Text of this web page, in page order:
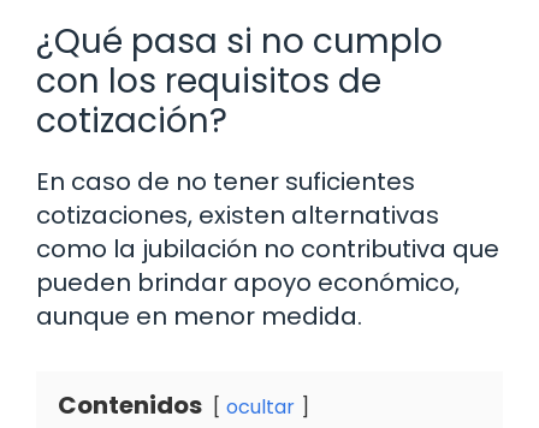
¿Qué pasa si no cumplo
con los requisitos de
cotización?
En caso de no tener suficientes
cotizaciones, existen alternativas
como la jubilación no contributiva que
pueden brindar apoyo económico,
aunque en menor medida.
Contenidos ocultar